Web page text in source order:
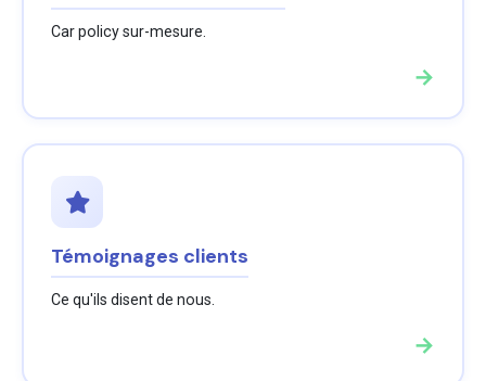
Car policy sur-mesure.
→
Témoignages clients
Ce qu'ils disent de nous.
→